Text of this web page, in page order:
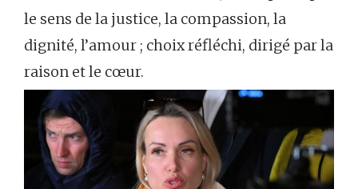
le sens de la justice, la compassion, la
dignité, l’amour ; choix réfléchi, dirigé par la
raison et le cœur.